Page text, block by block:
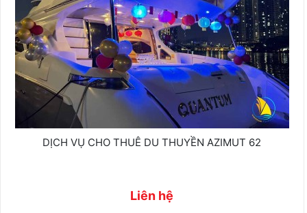
DỊCH VỤ CHO THUÊ DU THUYỀN AZIMUT 62
Liên hệ